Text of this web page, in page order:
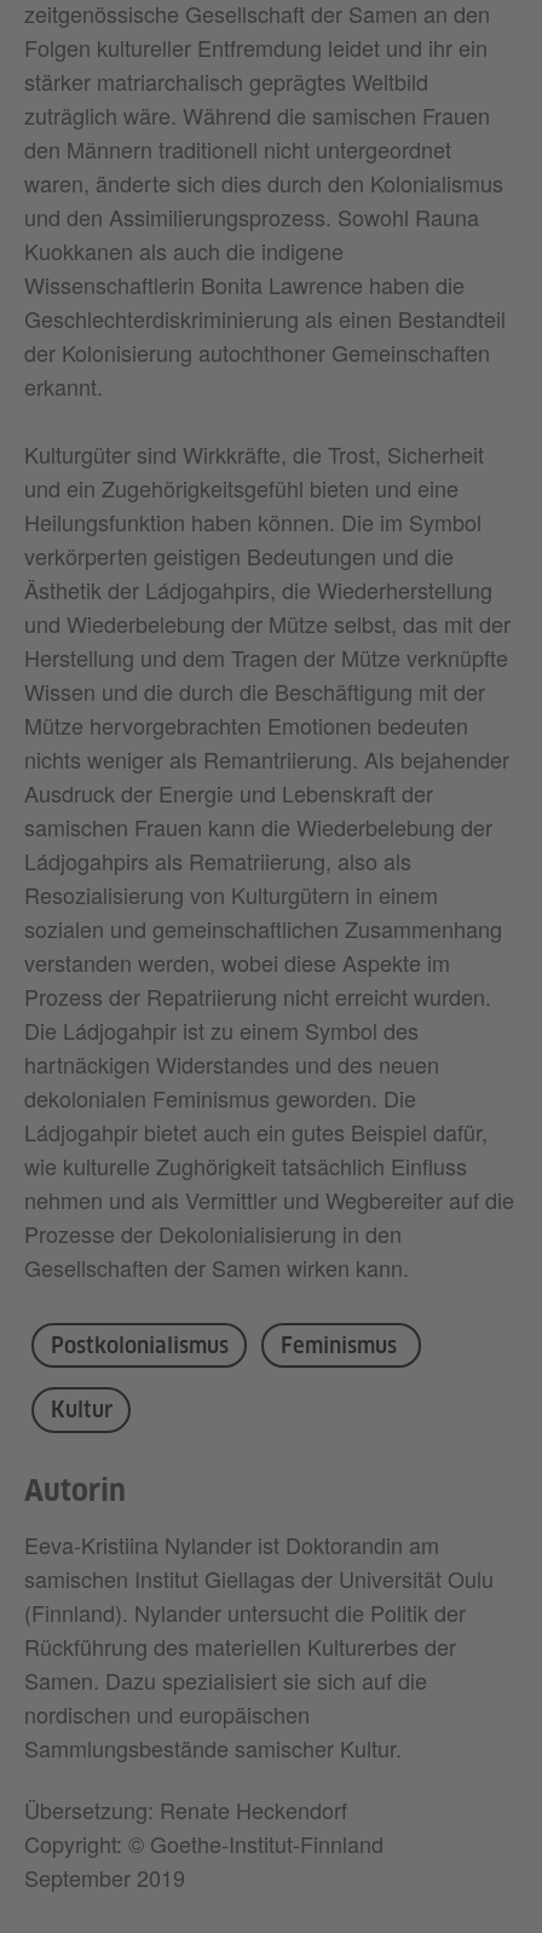
zeitgenössische Gesellschaft der Samen an den
Folgen kultureller Entfremdung leidet und ihr ein
stärker matriarchalisch geprägtes Weltbild
zuträglich wäre. Während die samischen Frauen
den Männern traditionell nicht untergeordnet
waren, änderte sich dies durch den Kolonialismus
und den Assimilierungsprozess. Sowohl Rauna
Kuokkanen als auch die indigene
Wissenschaftlerin Bonita Lawrence haben die
Geschlechterdiskriminierung als einen Bestandteil
der Kolonisierung autochthoner Gemeinschaften
erkannt.
Kulturgüter sind Wirkkräfte, die Trost, Sicherheit
und ein Zugehörigkeitsgefühl bieten und eine
Heilungsfunktion haben können. Die im Symbol
verkörperten geistigen Bedeutungen und die
Ästhetik der Ládjogahpirs, die Wiederherstellung
und Wiederbelebung der Mütze selbst, das mit der
Herstellung und dem Tragen der Mütze verknüpfte
Wissen und die durch die Beschäftigung mit der
Mütze hervorgebrachten Emotionen bedeuten
nichts weniger als Remantriierung. Als bejahender
Ausdruck der Energie und Lebenskraft der
samischen Frauen kann die Wiederbelebung der
Ládjogahpirs als Rematriierung, also als
Resozialisierung von Kulturgütern in einem
sozialen und gemeinschaftlichen Zusammenhang
verstanden werden, wobei diese Aspekte im
Prozess der Repatriierung nicht erreicht wurden.
Die Ládjogahpir ist zu einem Symbol des
hartnäckigen Widerstandes und des neuen
dekolonialen Feminismus geworden. Die
Ládjogahpir bietet auch ein gutes Beispiel dafür,
wie kulturelle Zughörigkeit tatsächlich Einfluss
nehmen und als Vermittler und Wegbereiter auf die
Prozesse der Dekolonialisierung in den
Gesellschaften der Samen wirken kann.
Postkolonialismus Feminismus
Kultur
Autorin
Eeva-Kristiina Nylander ist Doktorandin am
samischen Institut Giellagas der Universität Oulu
(Finnland). Nylander untersucht die Politik der
Rückführung des materiellen Kulturerbes der
Samen. Dazu spezialisiert sie sich auf die
nordischen und europäischen
Sammlungsbestände samischer Kultur.
Übersetzung: Renate Heckendorf
Copyright: © Goethe-Institut-Finnland
September 2019